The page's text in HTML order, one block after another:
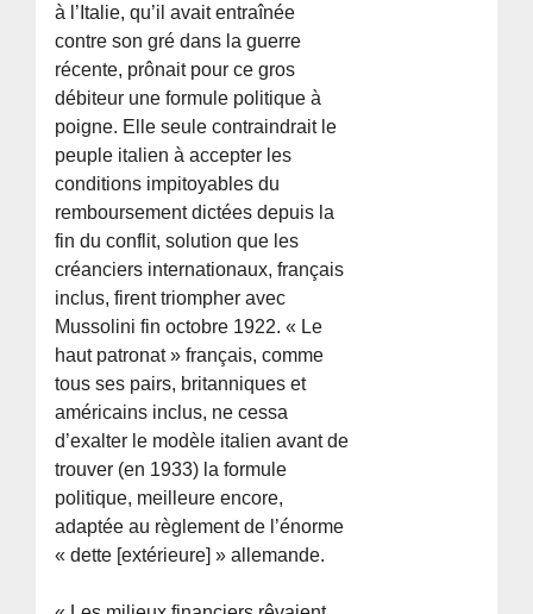
à l’Italie, qu’il avait entraînée
contre son gré dans la guerre
récente, prônait pour ce gros
débiteur une formule politique à
poigne. Elle seule contraindrait le
peuple italien à accepter les
conditions impitoyables du
remboursement dictées depuis la
fin du conflit, solution que les
créanciers internationaux, français
inclus, firent triompher avec
Mussolini fin octobre 1922. « Le
haut patronat » français, comme
tous ses pairs, britanniques et
américains inclus, ne cessa
d’exalter le modèle italien avant de
trouver (en 1933) la formule
politique, meilleure encore,
adaptée au règlement de l’énorme
« dette [extérieure] » allemande.